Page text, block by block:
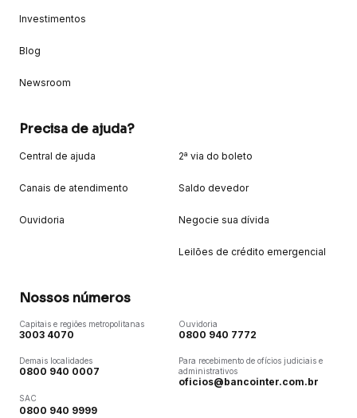
Investimentos
Blog
Newsroom
Precisa de ajuda?
Central de ajuda
Canais de atendimento
Ouvidoria
2ª via do boleto
Saldo devedor
Negocie sua dívida
Leilões de crédito emergencial
Nossos números
Capitais e regiões metropolitanas
3003 4070
Demais localidades
0800 940 0007
SAC
0800 940 9999
Ouvidoria
0800 940 7772
Para recebimento de ofícios judiciais e
administrativos
oficios@bancointer.com.br